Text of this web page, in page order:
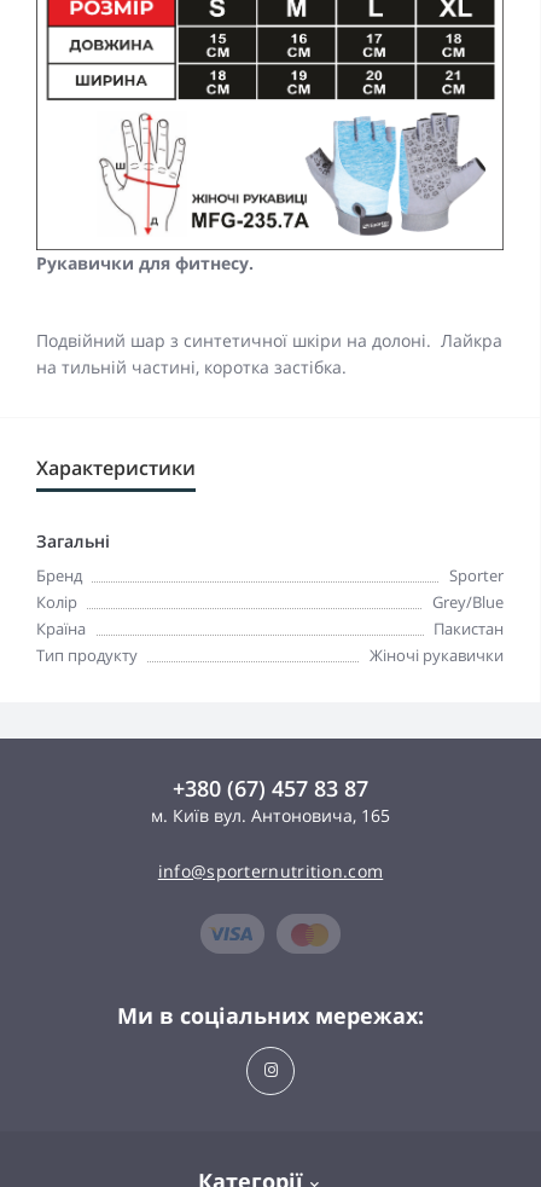
Рукавички для фитнесу.
Подвійний шар з синтетичної шкіри на долоні. Лайкра
на тильній частині, коротка застібка.
Характеристики
Загальні
Бренд
Sporter
Колір
Grey/Blue
Країна
Пакистан
Тип продукту
Жіночі рукавички
+380 (67) 457 83 87
м. Київ вул. Антоновича, 165
info@sporternutrition.com
Категорії
Ми в соціальних мережах: